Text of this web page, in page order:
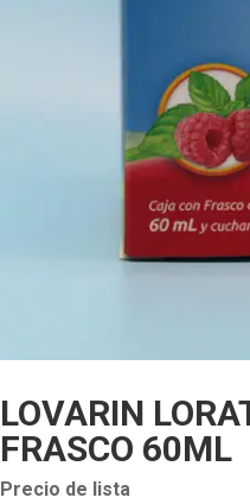
LOVARIN
FRASCO 60ML
Precio de lista